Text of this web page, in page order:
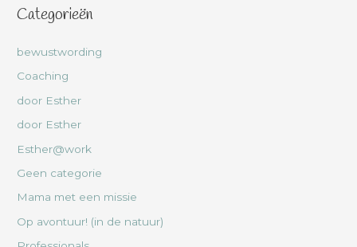
Categorieën
bewustwording
Coaching
door Esther
door Esther
Esther@work
Geen categorie
Mama met een missie
Op avontuur! (in de natuur)